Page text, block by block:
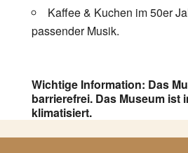
Kaffee & Kuchen im 50er
passender Musik.
Wichtige Information: Das
barrierefrei. Das Museum ist
klimatisiert.